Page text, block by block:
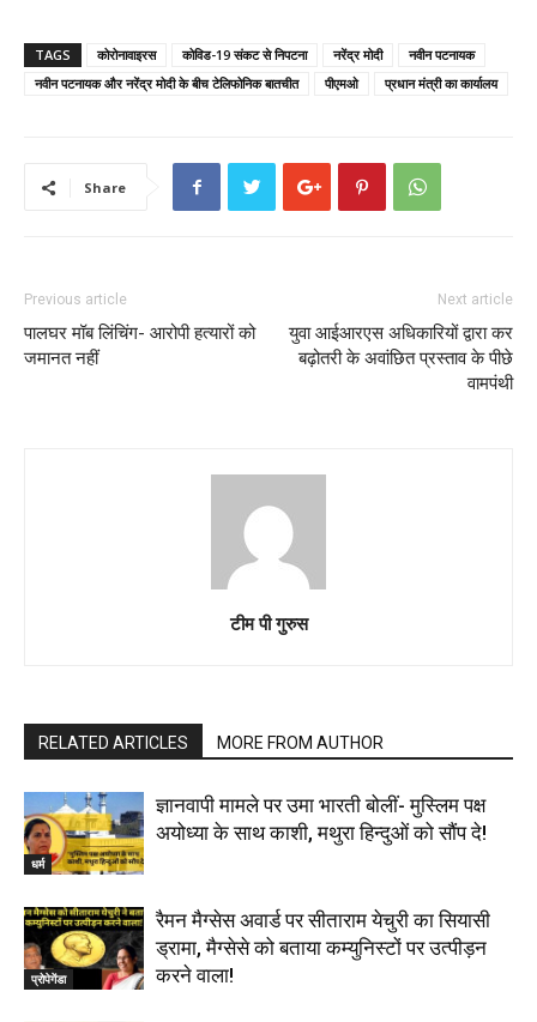
TAGS कोरोनावाइरस कोविड-19 संकट से निपटना नरेंद्र मोदी
नवीन पटनायक
नवीन पटनायक और नरेंद्र मोदी के बीच टेलिफोनिक बातचीत
पीएमओ प्रधान मंत्री का कार्यालय
Share
Previous article
पालघर मॉब लिंचिंग- आरोपी हत्यारों को
जमानत नहीं
Next article
युवा आईआरएस अधिकारियों द्वारा कर
बढ़ोतरी के अवांछित प्रस्ताव के पीछे
वामपंथी
टीम पी गुरुस
RELATED ARTICLES MORE FROM AUTHOR
धर्म
ज्ञानवापी मामले पर उमा भारती बोलीं- मुस्लिम पक्ष
अयोध्या के साथ काशी, मथुरा हिन्दुओं को सौंप दे!
प्रोपेगेंडा
रैमन मैग्सेस अवार्ड पर सीताराम येचुरी का सियासी
ड्रामा, मैग्सेसे को बताया कम्युनिस्टों पर उत्पीड़न
करने वाला!